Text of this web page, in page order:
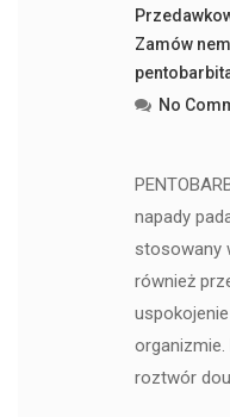
Zamów
No
napady
stosowany
również
roztwór